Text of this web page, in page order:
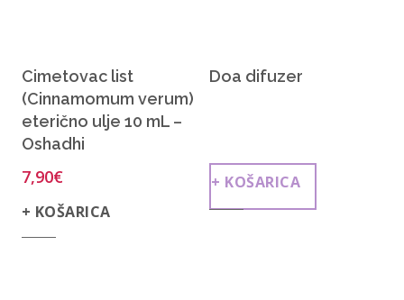
Cimetovac list
(Cinnamomum verum)
eterično ulje 10 mL –
Oshadhi
7,90€
+ KOŠARICA
Doa difuzer
+ KOŠARICA